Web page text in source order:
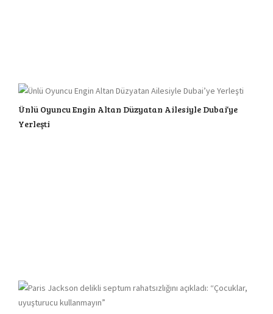
Ünlü Oyuncu Engin Altan Düzyatan Ailesiyle Dubai’ye
Yerleşti